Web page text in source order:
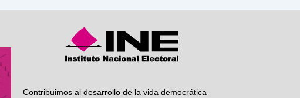
Contribuimos al desarrollo de la vida democrática